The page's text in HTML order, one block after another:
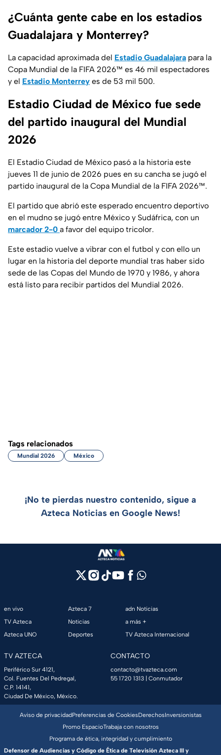
¿Cuánta gente cabe en los estadios
Guadalajara y Monterrey?
La capacidad aproximada del Estadio Guadalajara para la
Copa Mundial de la FIFA 2026™ es 46 mil espectadores
y el Estadio Monterrey es de 53 mil 500.
Estadio Ciudad de México fue sede
del partido inaugural del Mundial
2026
El Estadio Ciudad de México pasó a la historia este
jueves 11 de junio de 2026 pues en su cancha se jugó el
partido inaugural de la Copa Mundial de la FIFA 2026™.
El partido que abrió este esperado encuentro deportivo
en el mudno se jugó entre México y Sudáfrica, con un
marcador 2-0 a favor del equipo tricolor.
Este estadio vuelve a vibrar con el futbol y con ello un
lugar en la historia del deporte mundial tras haber sido
sede de las Copas del Mundo de 1970 y 1986, y ahora
está listo para recibir partidos del Mundial 2026.
Tags relacionados
Mundial 2026 México
¡No te pierdas nuestro contenido, sigue a
Azteca Noticias en Google News!
en vivo
TV Azteca
Azteca UNO
Azteca 7
Noticias
Deportes
adn Noticias
a más +
TV Azteca Internacional
TV AZTECA
Periférico Sur 4121,
Col. Fuentes Del Pedregal,
C.P. 14141,
Ciudad De México, México.
CONTACTO
contacto@tvazteca.com
55 1720 1313 | Conmutador
Aviso de privacidadPreferencias de CookiesDerechosInversionistas
Promo EspacioTrabaja con nosotros
Programa de ética, integridad y cumplimiento
Defensor de Audiencias y Código de Ética de Televisión Azteca III y